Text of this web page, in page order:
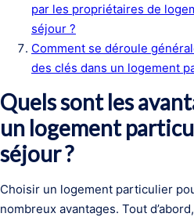
par les propriétaires de
séjour ?
Comment se déroule
des clés dans un logement
Quels sont les
un logement
séjour ?
Choisir un logement particulier
nombreux avantages. Tout